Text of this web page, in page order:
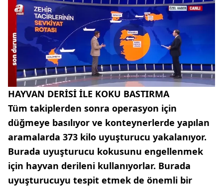
HAYVAN DERİSİ İLE KOKU BASTIRMA
Tüm takiplerden sonra operasyon için
düğmeye basılıyor ve konteynerlerde yapılan
aramalarda 373 kilo uyuşturucu yakalanıyor.
Burada uyuşturucu kokusunu engellenmek
için hayvan derileni kullanıyorlar. Burada
uyuşturucuyu tespit etmek de önemli bir